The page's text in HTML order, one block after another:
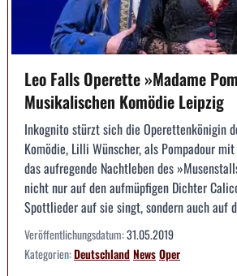
Leo Falls Operette »Madame
Musikalischen Komödie Leipzig
Inkognito stürzt sich die Operettenkönigin
Komödie, Lilli Wünscher, als Pompadour
das aufregende Nachtleben des
nicht nur auf den aufmüpfigen Dichter
Spottlieder auf sie singt, sondern auch auf
Veröffentlichungsdatum:31.05.2019
Kategorien:DeutschlandNewsOper